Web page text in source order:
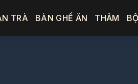
TRÀ BÀN GHẾ ĂN THẢM